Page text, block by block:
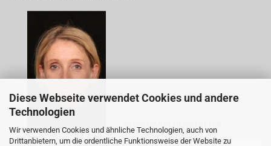
Diese Webseite verwendet Cookies und andere
Technologien
Wir verwenden Cookies und ähnliche Technologien, auch von
Drittanbietern, um die ordentliche Funktionsweise der Website zu